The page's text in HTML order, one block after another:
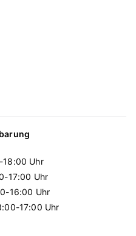
18:00 Uhr
17:00 Uhr
16:00 Uhr
17:00 Uhr